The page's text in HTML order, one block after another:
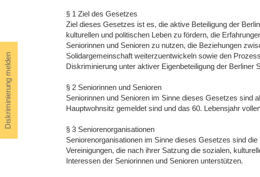
Diskriminierung melden
§ 1 Ziel des Gesetzes
Ziel dieses Gesetzes ist es, die aktive Beteiligung der
kulturellen und politischen Leben zu fördern, die
Seniorinnen und Senioren zu nutzen, die Beziehungen
Solidargemeinschaft weiterzuentwickeln sowie den
Diskriminierung unter aktiver Eigenbeteiligung der Berliner
§ 2 Seniorinnen und Senioren
Seniorinnen und Senioren im Sinne dieses Gesetzes sind
Hauptwohnsitz gemeldet sind und das 60. Lebensjahr
§ 3 Seniorenorganisationen
Seniorenorganisationen im Sinne dieses Gesetzes sind
Vereinigungen, die nach ihrer Satzung die sozialen,
Interessen der Seniorinnen und Senioren unterstützen.